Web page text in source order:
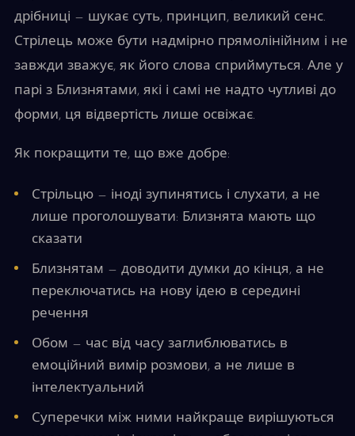
дрібниці — шукає суть, принцип, великий сенс.
Стрілець може бути надмірно прямолінійним і не
завжди зважує, як його слова сприймуться. Але у
парі з Близнятами, які і самі не надто чутливі до
форми, ця відвертість лише освіжає.
Як покращити те, що вже добре:
Стрільцю — іноді зупинятись і слухати, а не
лише проголошувати: Близнята мають що
сказати
Близнятам — доводити думки до кінця, а не
переключатись на нову ідею в середині
речення
Обом — час від часу заглиблюватись в
емоційний вимір розмови, а не лише в
інтелектуальний
Суперечки між ними найкраще вирішуються